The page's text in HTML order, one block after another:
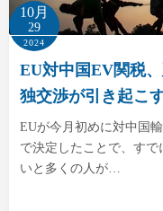
10月
29
2024
EU対中国EV関税
独交渉が引き起こ
EUが今月初めに対中国
で決定したことで、す
いと多くの人が…